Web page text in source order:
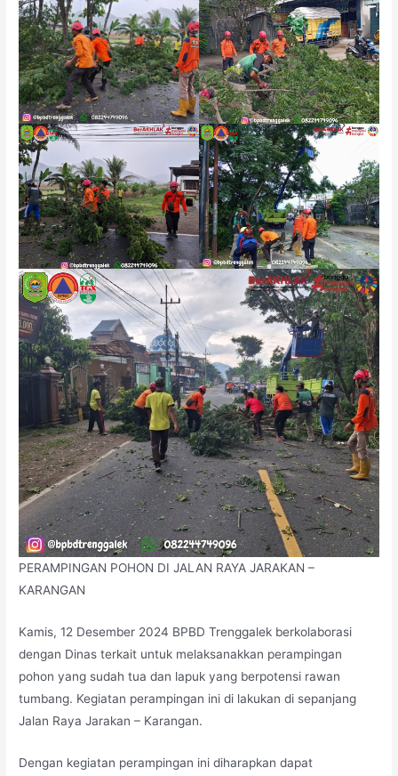
PERAMPINGAN POHON DI JALAN RAYA JARAKAN –
KARANGAN
Kamis, 12 Desember 2024 BPBD Trenggalek berkolaborasi
dengan Dinas terkait untuk melaksanakkan perampingan
pohon yang sudah tua dan lapuk yang berpotensi rawan
tumbang. Kegiatan perampingan ini di lakukan di sepanjang
Jalan Raya Jarakan – Karangan.
Dengan kegiatan perampingan ini diharapkan dapat